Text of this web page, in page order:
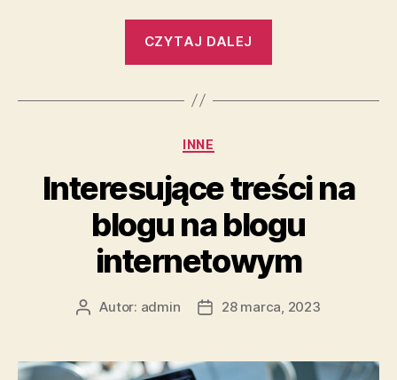
CZYTAJ DALEJ
praktyce
co
działa”
Kategorie
INNE
Interesujące treści na
blogu na blogu
internetowym
AutorAutor: admin
Data28 marca, 2023